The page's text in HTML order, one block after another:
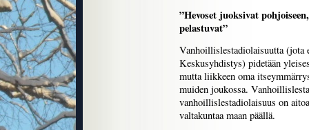
”Hevoset juoksivat
pelastuvat”
Vanhoillislestadiolaisuutta (jota
Keskusyhdistys) pidetään
mutta liikkeen oma
muiden joukossa.
vanhoillislestadiolaisuus on
valtakuntaa maan päällä.